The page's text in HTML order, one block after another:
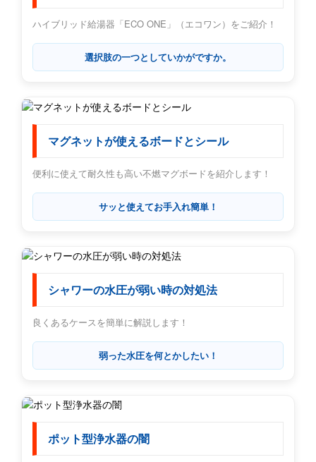
ハイブリッド給湯器「ECO ONE」（エコワン）をご紹介！
選択肢の一つとしていかがですか。
マグネットが使えるボードとシール
便利に使えて耐久性も高い不燃マグボードを紹介します！
サッと使えてお手入れ簡単！
シャワーの水圧が弱い時の対処法
良くあるケースを簡単に解説します！
弱った水圧を何とかしたい！
ポット型浄水器の闇